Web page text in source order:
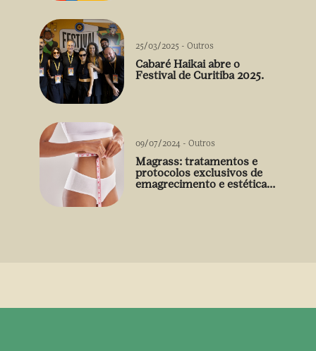
25/03/2025 - Outros
Cabaré Haikai abre o
Festival de Curitiba 2025.
09/07/2024 - Outros
Magrass: tratamentos e
protocolos exclusivos de
emagrecimento e estética